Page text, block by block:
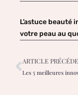
L’astuce
votre peau au
ARTICLE